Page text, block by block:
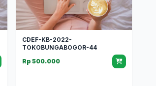
CDEF-KB-2022-
TOKOBUNGABOGOR-44
Rp 500.000